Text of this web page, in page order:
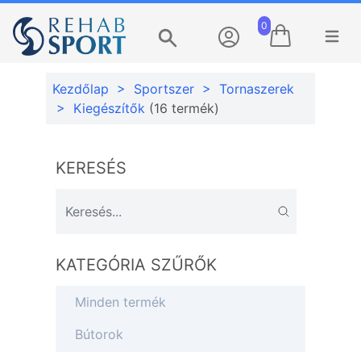
0
Menü
Kezdőlap > Sportszer >
Tornaszerek
>
Kiegészítők (16 termék)
KERESÉS
KATEGÓRIA SZŰRŐK
Minden termék
Bútorok